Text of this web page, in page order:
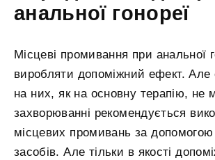
анальної гонореї
Місцеві промивання при анальної
виробляти допоміжний ефект. Але
на них, як на основну терапію, не
захворюванні рекомендується
місцевих промивань за
засобів. Але тільки в якості